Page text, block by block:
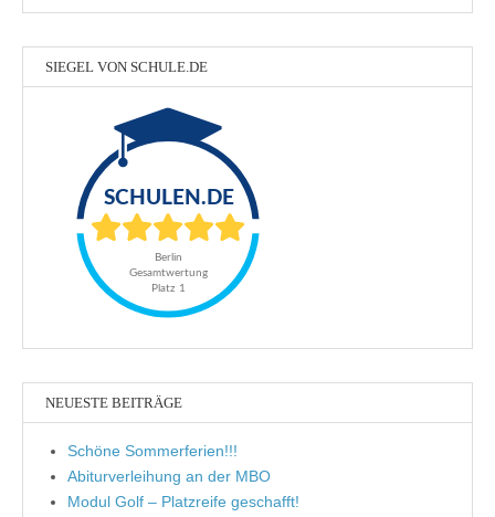
SIEGEL VON SCHULE.DE
NEUESTE BEITRÄGE
Schöne Sommerferien!!!
Abiturverleihung an der MBO
Modul Golf – Platzreife geschafft!